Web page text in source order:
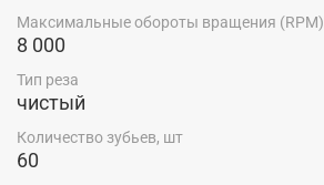
Максимальные обороты вращения (RPM)
8 000
Тип реза
чистый
Количество зубьев, шт
60